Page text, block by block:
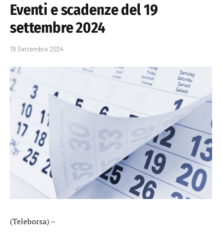
Eventi e scadenze del 19
settembre 2024
19 Settembre 2024
(Teleborsa) –